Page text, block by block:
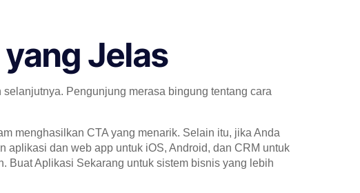
Jelas
Pengunjung merasa bingung tentang cara
menghasilkan CTA yang menarik. Selain itu, jika Anda
aplikasi dan web app untuk iOS, Android, dan CRM untuk
Buat Aplikasi Sekarang untuk sistem bisnis yang lebih